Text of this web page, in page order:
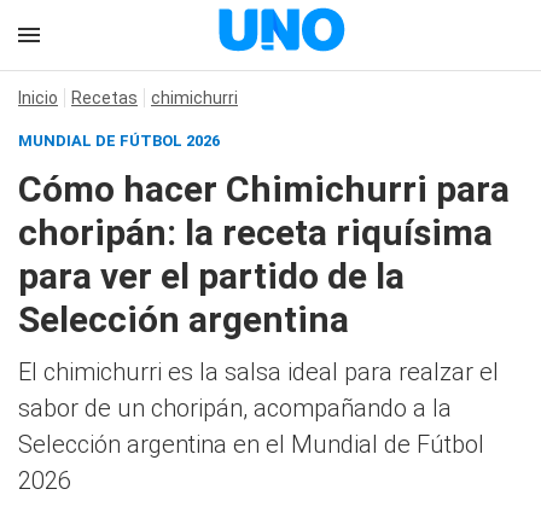
Inicio Recetas chimichurri
MUNDIAL DE FÚTBOL 2026
Cómo hacer Chimichurri para
choripán: la receta riquísima
para ver el partido de la
Selección argentina
El chimichurri es la salsa ideal para realzar el
sabor de un choripán, acompañando a la
Selección argentina en el Mundial de Fútbol
2026